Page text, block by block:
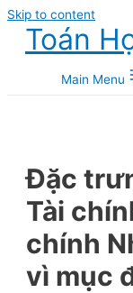
Skip to content
Toán
Main Menu
Đặc
Tài
chính
vì mục